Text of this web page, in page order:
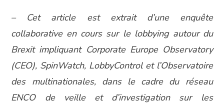
– Cet article est extrait d’une enquête
collaborative en cours sur le lobbying autour du
Brexit impliquant Corporate Europe Observatory
(CEO), SpinWatch, LobbyControl et l’Observatoire
des multinationales, dans le cadre du réseau
ENCO de veille et d’investigation sur les